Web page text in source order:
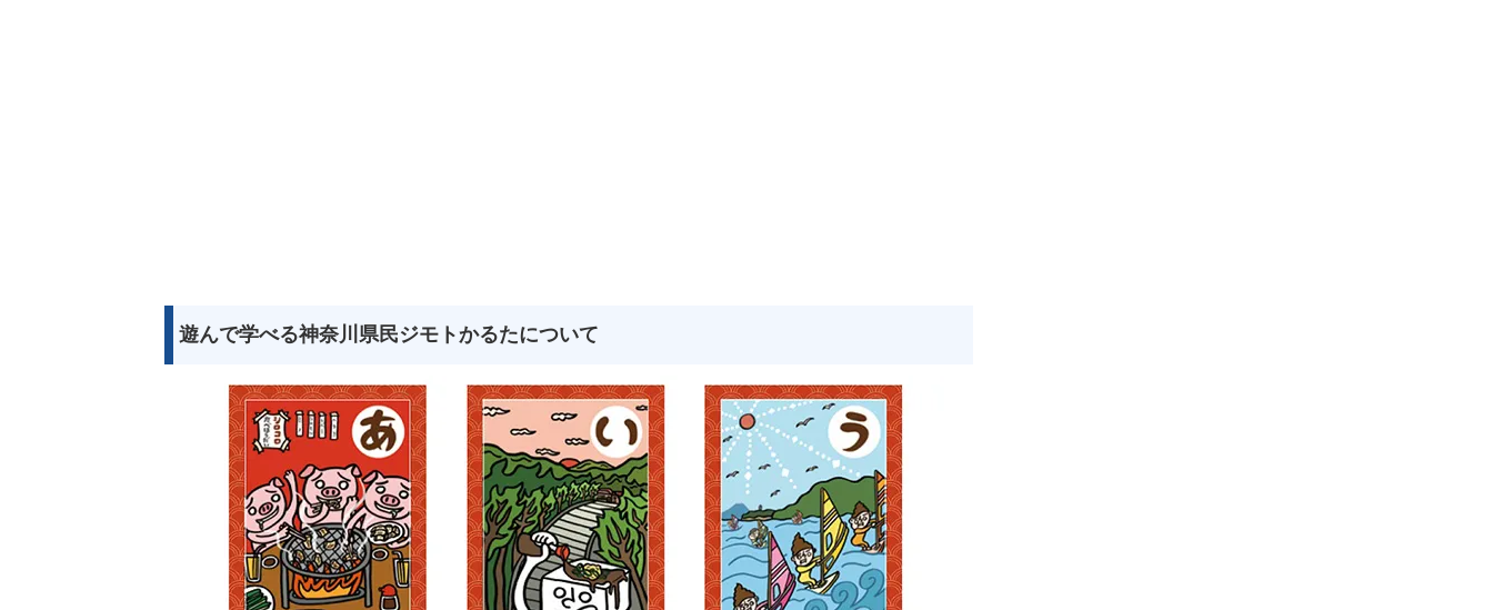
遊んで学べる神奈川県民ジモトかるたについて